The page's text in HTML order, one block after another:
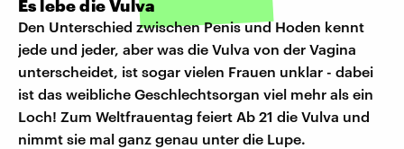
Es lebe die Vulva
Den Unterschied zwischen Penis und Hoden kennt
jede und jeder, aber was die Vulva von der Vagina
unterscheidet, ist sogar vielen Frauen unklar - dabei
ist das weibliche Geschlechtsorgan viel mehr als ein
Loch! Zum Weltfrauentag feiert Ab 21 die Vulva und
nimmt sie mal ganz genau unter die Lupe.